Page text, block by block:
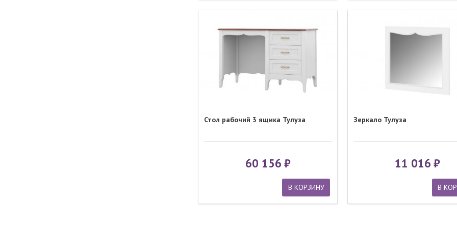
Стол рабочий 3 ящика Тулуза
60 156
В КОРЗИНУ
Зеркало Тулуза
11 016
В